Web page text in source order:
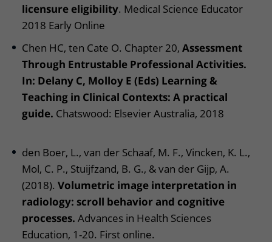
licensure eligibility. Medical Science Educator
2018 Early Online
Chen HC, ten Cate O. Chapter 20, Assessment
Through Entrustable Professional Activities.
In: Delany C, Molloy E (Eds) Learning &
Teaching in Clinical Contexts: A practical
guide. Chatswood: Elsevier Australia, 2018
den Boer, L., van der Schaaf, M. F., Vincken, K. L.,
Mol, C. P., Stuijfzand, B. G., & van der Gijp, A.
(2018). Volumetric image interpretation in
radiology: scroll behavior and cognitive
processes. Advances in Health Sciences
Education, 1-20. First online.